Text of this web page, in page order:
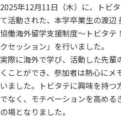
2025年12月11日（木）に、トビ
て活動された、本学卒業生の渡辺
協働海外留学支援制度～トビタテ
クセッション」を行いました。
実際に海外で学び、活動した先輩
くことができ、参加者は熱心にメ
いました。トビタテに興味を持つ
でなく、モチベーションを高める
の場となりました。